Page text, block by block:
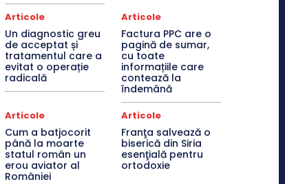
Articole
Un diagnostic greu
de acceptat și
tratamentul care a
evitat o operație
radicală
Articole
Factura PPC are o
pagină de sumar,
cu toate
informațiile care
contează la
îndemână
Articole
Cum a batjocorit
până la moarte
statul român un
erou aviator al
României
Articole
Franţa salvează o
biserică din Siria
esenţială pentru
ortodoxie